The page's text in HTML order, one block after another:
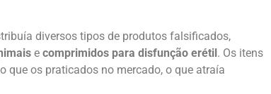
diversos tipos de produtos falsificados,
e comprimidos para disfunção erétil. Os itens
que os praticados no mercado, o que atraía